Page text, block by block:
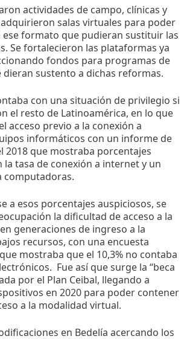
actividades de campo, clínicas y
salas virtuales para poder
formato que pudieran sustituir las
Se fortalecieron las plataformas ya
fondos para programas de
sustento a dichas reformas.
con una situación de privilegio si
el resto de Latinoamérica, en lo que
acceso previo a la conexión a
informáticos con un informe de
2018 que mostraba porcentajes
la tasa de conexión a internet y un
computadoras.
a esos porcentajes auspiciosos, se
la dificultad de acceso a la
generaciones de ingreso a la
recursos, con una encuesta
mostraba que el 10,3% no contaba
Fue así que surge la “beca
por el Plan Ceibal, llegando a
en 2020 para poder contener
a la modalidad virtual.
en Bedelía acercando los